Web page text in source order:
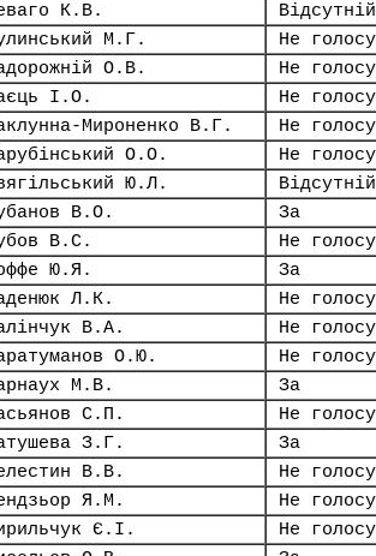
К.В.
Відсутній
М.Г.
Не
О.В.
Не
І.О.
Не
Мироненко В.Г.
Не
О.О.
Не
Ю.Л.
Відсутній
В.О.
За
В.С.
Не
Ю.Я.
За
Л.К.
Не
В.А.
Не
О.Ю.
Не
М.В.
За
С.П.
Не
З.Г.
За
В.В.
Не
Я.М.
Не
Є.І.
Не